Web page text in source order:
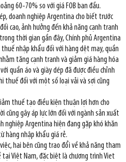
60-70% so với giá FOB ban đầu.
doanh nghiệp Argentina cho biết trước
cao, ảnh hưởng đến khả năng cạnh tranh
thời gian gần đây, Chính phủ Argentina
nhập khẩu đối với hàng dệt may, quần
tăng cạnh tranh và giảm giá hàng hóa
quần áo và giày dép đã được điều chỉnh
thuế đối với một số loại vải và sợi cũng
thuế tạo điều kiện thuận lợi hơn cho
cũng gây áp lực lớn đối với ngành sản xuất
nghiệp Argentina hiện đang gặp khó khăn
hàng nhập khẩu giá rẻ.
hai bên cũng trao đổi về khả năng tham
tại Việt Nam, đặc biệt là chương trình Viet